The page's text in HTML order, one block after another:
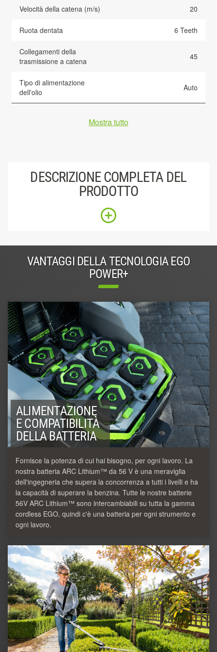
Velocità della catena (m/s) 20
Ruota dentata 6 Teeth
Collegamenti della
trasmissione a catena
45
Tipo di alimentazione
dell'olio
Auto
Mostra tutto
DESCRIZIONE COMPLETA DEL
PRODOTTO
VANTAGGI DELLA TECNOLOGIA EGO
POWER+
ALIMENTAZIONE
E COMPATIBILITÀ
DELLA BATTERIA
Fornisce la potenza di cui hai bisogno, per ogni lavoro. La
nostra batteria ARC Lithium™ da 56 V è una meraviglia
dell'ingegneria che supera la concorrenza a tutti i livelli e ha
la capacità di superare la benzina. Tutte le nostre batterie
56V ARC Lithium™ sono intercambiabili su tutta la gamma
cordless EGO, quindi c'è una batteria per ogni strumento e
ogni lavoro.